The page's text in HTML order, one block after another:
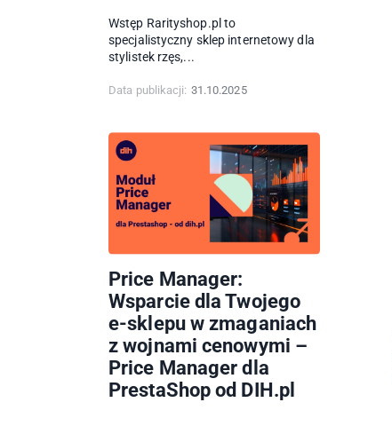
Wstęp Rarityshop.pl to
specjalistyczny sklep internetowy dla
stylistek rzęs,...
Data publikacji: 31.10.2025
Price Manager:
Wsparcie dla Twojego
e-sklepu w zmaganiach
z wojnami cenowymi –
Price Manager dla
PrestaShop od DIH.pl